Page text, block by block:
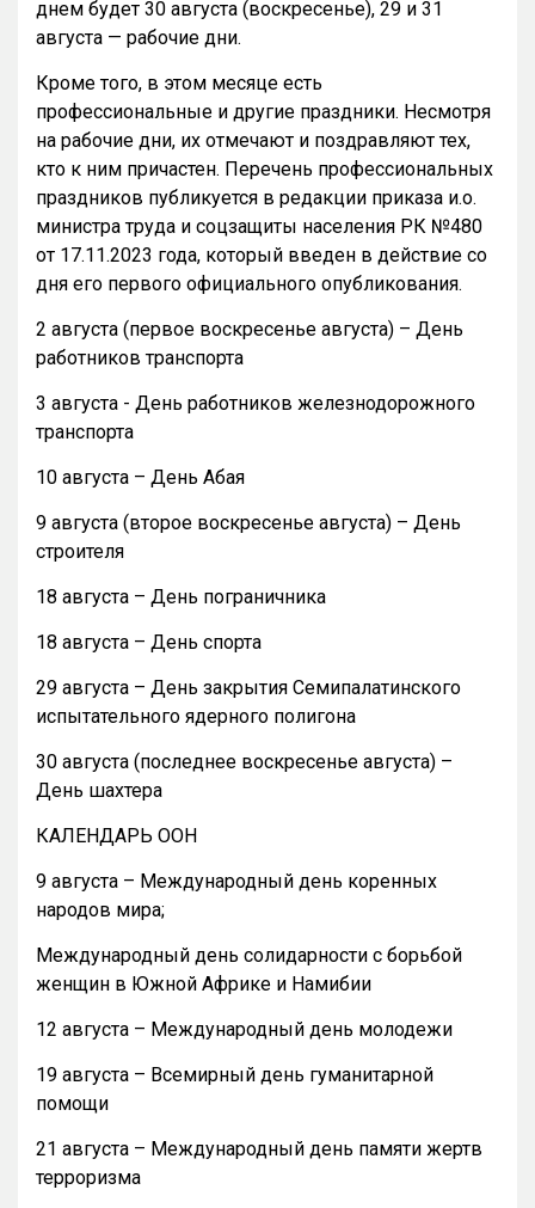
днем будет 30 августа (воскресенье), 29 и 31
августа — рабочие дни.
Кроме того, в этом месяце есть
профессиональные и другие праздники. Несмотря
на рабочие дни, их отмечают и поздравляют тех,
кто к ним причастен. Перечень профессиональных
праздников публикуется в редакции приказа и.о.
министра труда и соцзащиты населения РК №480
от 17.11.2023 года, который введен в действие со
дня его первого официального опубликования.
2 августа (первое воскресенье августа) – День
работников транспорта
3 августа - День работников железнодорожного
транспорта
10 августа – День Абая
9 августа (второе воскресенье августа) – День
строителя
18 августа – День пограничника
18 августа – День спорта
29 августа – День закрытия Семипалатинского
испытательного ядерного полигона
30 августа (последнее воскресенье августа) –
День шахтера
КАЛЕНДАРЬ ООН
9 августа – Международный день коренных
народов мира;
Международный день солидарности с борьбой
женщин в Южной Африке и Намибии
12 августа – Международный день молодежи
19 августа – Всемирный день гуманитарной
помощи
21 августа – Международный день памяти жертв
терроризма